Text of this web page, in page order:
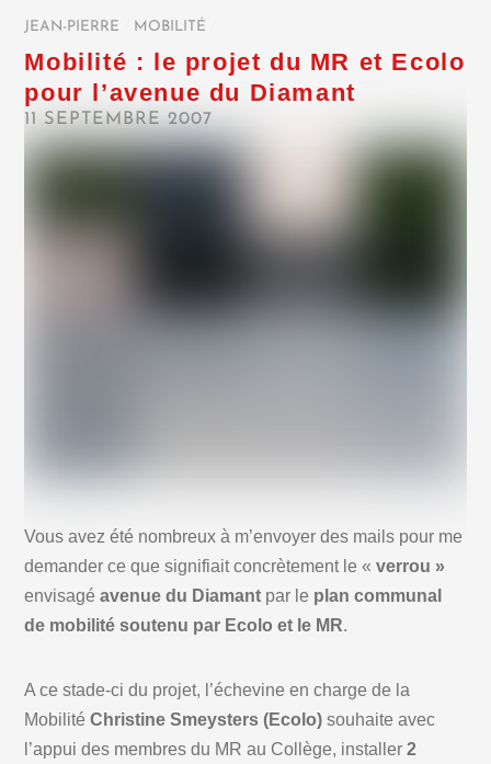
JEAN-PIERRE MOBILITÉ
Mobilité : le projet du MR et Ecolo
pour l’avenue du Diamant
11 SEPTEMBRE 2007
Vous avez été nombreux à m’envoyer des mails pour me
demander ce que signifiait concrètement le «verrou »
envisagéavenue du Diamant par le plan communal
de mobilité soutenu par Ecolo et le MR.
A ce stade-ci du projet, l’échevine en charge de la
MobilitéChristine Smeysters (Ecolo) souhaite avec
l’appui des membres du MR au Collège, installer2